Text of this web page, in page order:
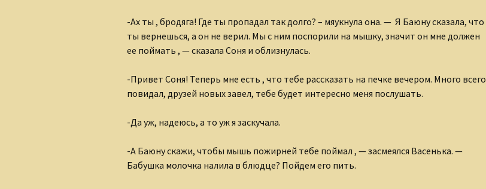
-Ах ты , бродяга! Где ты пропадал так долго? – мяукнула она. — Я Баюну сказала, что
ты вернешься, а он не верил. Мы с ним поспорили на мышку, значит он мне должен
ее поймать , — сказала Соня и облизнулась.
-Привет Соня! Теперь мне есть , что тебе рассказать на печке вечером. Много всего
повидал, друзей новых завел, тебе будет интересно меня послушать.
-Да уж, надеюсь, а то уж я заскучала.
-А Баюну скажи, чтобы мышь пожирней тебе поймал , — засмеялся Васенька. —
Бабушка молочка налила в блюдце? Пойдем его пить.